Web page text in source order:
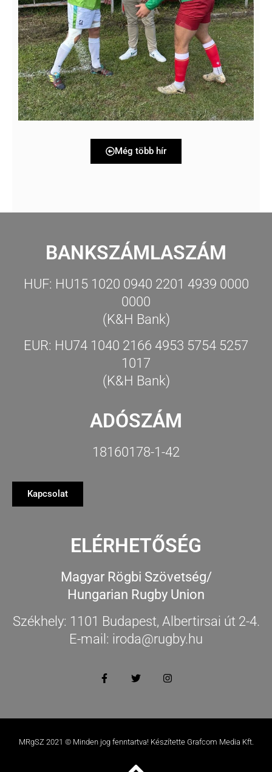
Még több hír
BANKSZÁMLASZÁM
HUF: HU15 1020 0940 2201 4939 0000
0000
(K&H Bank)
EUR: HU74 1040 2166 4953 5754 5257
1017
(K&H Bank)
ADÓSZÁM
18160178-1-42
Kapcsolat
ELÉRHETŐSÉG
Magyar Rögbi Szövetség/
Hungarian Rugby Union
Székhely: 1101 Budapest, Albertirsai út 2-4.
E-mail: iroda@rugby.hu
MRgSZ 2021 © Minden jog fenntartva! Készítette Grafcom Media Kft.